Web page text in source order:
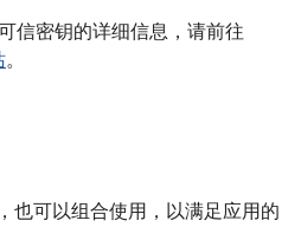
信密钥的详细信息，请前往
。
也可以组合使用，以满足应用的